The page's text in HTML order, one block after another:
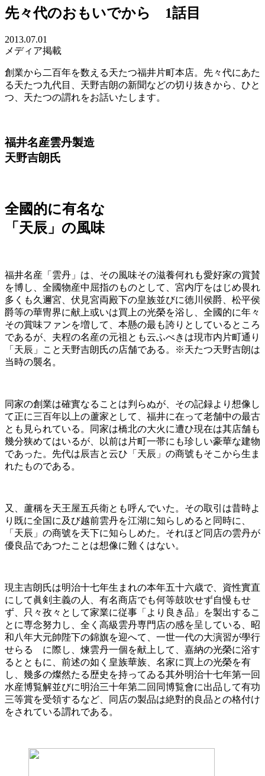
先々代のおもいでから 1話目
2013.07.01
メディア掲載
創業から二百年を数える天たつ福井片町本店。先々代にあた
る天たつ九代目、天野吉朗の新聞などの切り抜きから、ひと
つ、天たつの謂れをお話いたします。
福井名産雲丹製造
天野吉朗氏
全國的に有名な
「天辰」の風味
福井名産「雲丹」は、その風味その滋養何れも愛好家の賞賛
を博し、全國物産中屈指のものとして、宮内庁をはじめ畏れ
多くも久邇宮、伏見宮両殿下の皇族並びに徳川侯爵、松平侯
爵等の華冑界に献上或いは買上の光榮を浴し、全國的に年々
その賞味ファンを増して、本懸の最も誇りとしているところ
であるが、夫程の名産の元祖とも云ふべきは現市内片町通り
「天辰」こと天野吉朗氏の店舗である。※天たつ天野吉朗は
当時の襲名。
同家の創業は確實なることは判らぬが、その記録より想像し
て正に三百年以上の蘆家として、福井に在って老舗中の最古
とも見られている。同家は橋北の大火に遭ひ現在は其店舗も
幾分狭めてはいるが、以前は片町一帯にも珍しい豪華な建物
であった。先代は辰吉と云ひ「天辰」の商號もそこから生ま
れたものである。
又、蘆稱を天王屋五兵衛とも呼んでいた。その取引は昔時よ
り既に全国に及び越前雲丹を江湖に知らしめると同時に、
「天辰」の商號を天下に知らしめた。それほど同店の雲丹が
優良品であつたことは想像に難くはない。
現主吉朗氏は明治十七年生まれの本年五十六歳で、資性實直
にして眞剣主義の人、有名商店でも何等鼓吹せず自慢もせ
ず、只々孜々として家業に従事「より良き品」を製出するこ
とに専念努力し、全く高級雲丹専門店の感を呈している、昭
和八年大元帥陛下の錦旗を迎へて、一世一代の大演習が學行
せらるゝに際し、煉雲丹一個を献上して、嘉納の光榮に浴す
るとともに、前述の如く皇族華族、名家に買上の光榮を有
し、幾多の燦然たる歴史を持ってゐる其外明治十七年第一回
水産博覧解並びに明治三十年第二回同博覧會に出品して有功
三等賞を受領するなど、同店の製品は絶對的良品との格付け
をされている謂れである。